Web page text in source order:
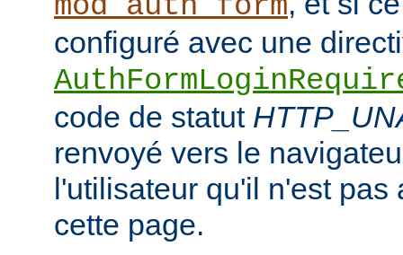
configuré avec une
code de statut
renvoyé vers le
l'utilisateur qu'il n'est pas
cette page.